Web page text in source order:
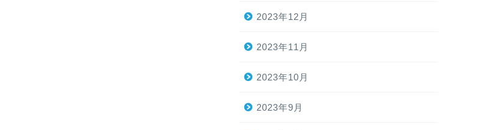
2023年12月
2023年11月
2023年10月
2023年9月